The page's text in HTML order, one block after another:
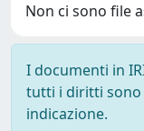
Non ci sono file
I documenti in
tutti i diritti sono
indicazione.